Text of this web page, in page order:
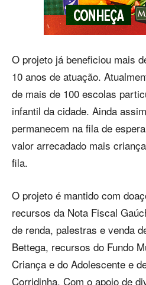
O projeto já beneficiou mais
10 anos de atuação.
de mais de 100 escolas
infantil da cidade. Ainda
permanecem na fila de
valor arrecadado mais
fila.
O projeto é mantido com
recursos da Nota Fiscal
de renda, palestras e venda
Bettega, recursos do Fundo
Criança e do Adolescente e
Corridinha. Com o apoio de